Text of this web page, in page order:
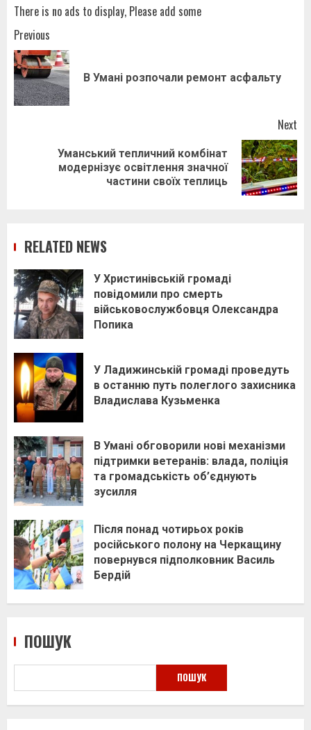
There is no ads to display, Please add some
Post
navigation
Previous
В Умані розпочали ремонт асфальту
Next
Уманський тепличний комбінат
модернізує освітлення значної
частини своїх теплиць
RELATED NEWS
У Христинівській громаді
повідомили про смерть
військовослужбовця Олександра
Попика
У Ладижинській громаді проведуть
в останню путь полеглого захисника
Владислава Кузьменка
В Умані обговорили нові механізми
підтримки ветеранів: влада, поліція
та громадськість об’єднують
зусилля
Після понад чотирьох років
російського полону на Черкащину
повернувся підполковник Василь
Бердій
ПОШУК
ПОШУК